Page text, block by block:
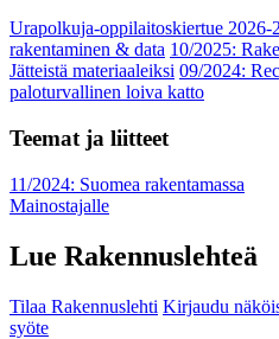
Urapolkuja-oppilaitoskiertue 2026-
rakentaminen & data 10/2025:
Jätteistä materiaaleiksi 09/2024:
paloturvallinen loiva katto
Teemat ja liitteet
11/2024: Suomea rakentamassa
Mainostajalle
Lue Rakennuslehteä
Tilaa Rakennuslehti Kirjaudu
syöte